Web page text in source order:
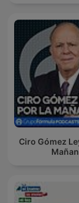
Ciro Gómez